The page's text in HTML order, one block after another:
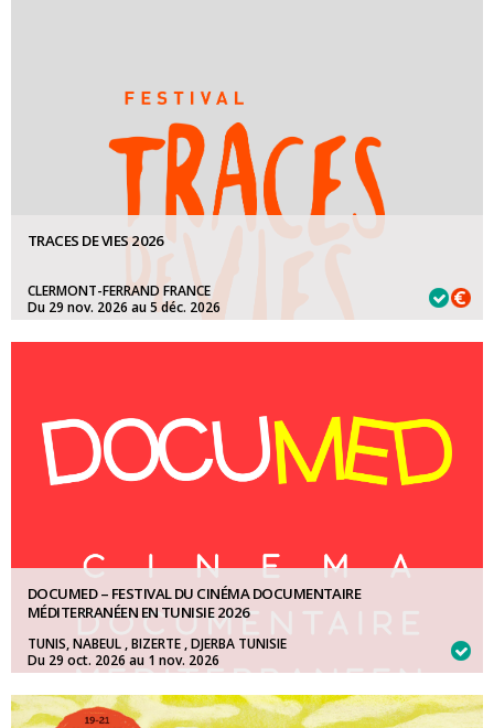
TRACES DE VIES 2026
CLERMONT-FERRAND FRANCE
Du 29 nov. 2026 au 5 déc. 2026
FILM PROFESSIONNEL:24 juillet 2026
DOCUMED – FESTIVAL DU CINÉMA DOCUMENTAIRE
MÉDITERRANÉEN EN TUNISIE 2026
TUNIS, NABEUL , BIZERTE , DJERBA TUNISIE
Du 29 oct. 2026 au 1 nov. 2026
CINÉMA DOCUMENTAIRE MÉDITERRANÉEN:13 septembre 2026